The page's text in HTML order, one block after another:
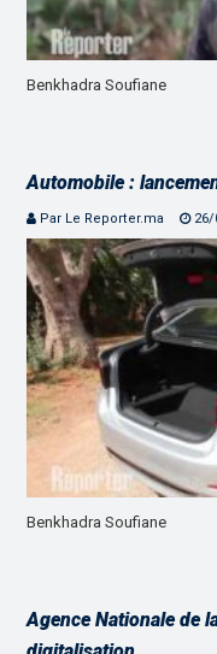
Benkhadra Soufiane
Automobile :
Par Le Reporter.ma 26/
Benkhadra Soufiane
Agence Nationale de